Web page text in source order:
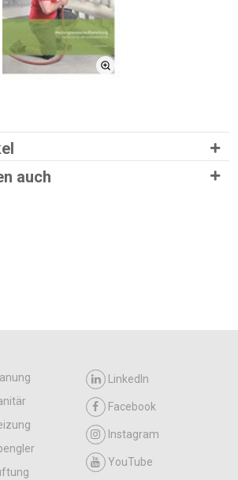
auch
LinkedIn
Facebook
Instagram
YouTube